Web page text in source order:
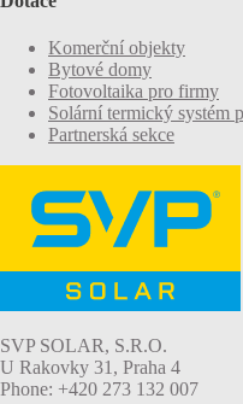
Komerční objekty
Bytové domy
Fotovoltaika pro firmy
Solární termický systém
Partnerská sekce
SVP SOLAR, S.R.O.
U Rakovky 31, Praha 4
Phone: +420 273 132 007